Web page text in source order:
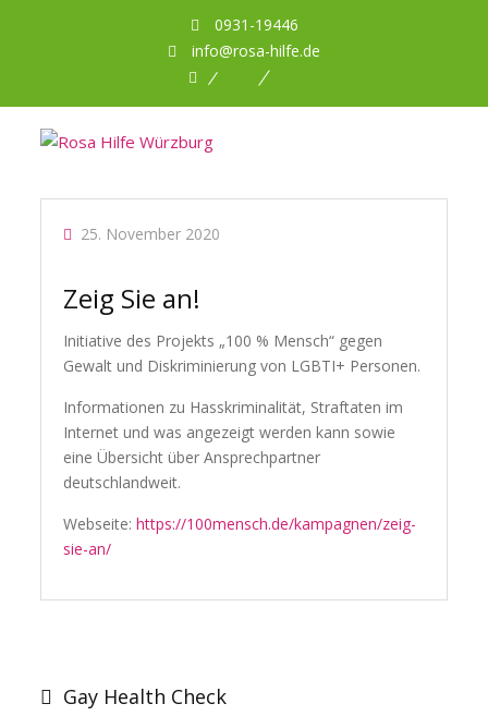
0931-19446
info@rosa-hilfe.de
Facebook
Romeo
25. November 2020
Zeig Sie an!
Initiative des Projekts „100 % Mensch“ gegen
Gewalt und Diskriminierung von LGBTI+ Personen.
Informationen zu Hasskriminalität, Straftaten im
Internet und was angezeigt werden kann sowie
eine Übersicht über Ansprechpartner
deutschlandweit.
Webseite:https://100mensch.de/kampagnen/zeig-
sie-an/
Gay Health Check